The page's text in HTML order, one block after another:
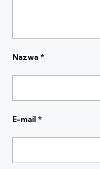
Nazwa *
E-mail *